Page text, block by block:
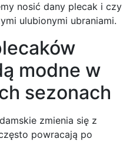
nosić dany plecak i czy
ulubionymi ubraniami.
modne w
sezonach
zmienia się z
powracają po